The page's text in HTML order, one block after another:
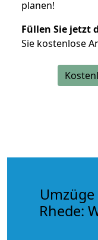
planen!
Füllen Sie jetzt
Sie kostenlose
Rhede: